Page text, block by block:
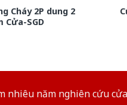
Cháy 2P dung 2
Cửa-SGD
nhiêu năm nghiên cứu